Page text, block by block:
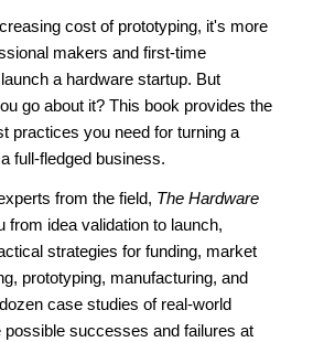
cost of prototyping, it's more
makers and first-time
a hardware startup. But
go about it? This book provides the
practices you need for turning a
full-fledged business.
from the field, The Hardware
from idea validation to launch,
strategies for funding, market
prototyping, manufacturing, and
case studies of real-world
possible successes and failures at